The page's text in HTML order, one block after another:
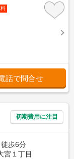
話で問合せ
初期費用に注目
歩6分
宮１丁目